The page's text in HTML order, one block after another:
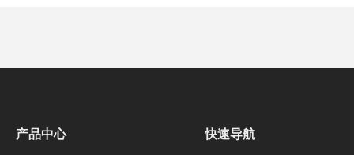
产品中心 快速导航